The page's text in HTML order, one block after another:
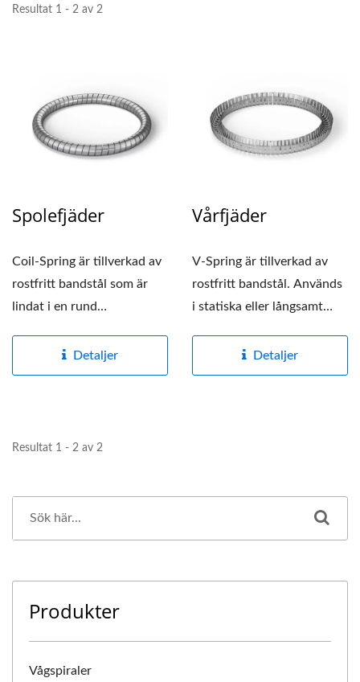
Resultat 1 - 2 av 2
Spolefjäder
Coil-Spring är tillverkad av
rostfritt bandstål som är
lindat i en rund
Detaljer
Vårfjäder
V-Spring är tillverkad av
rostfritt bandstål. Används
i statiska eller långsamt
Detaljer
Resultat 1 - 2 av 2
Produkter
Vågspiraler